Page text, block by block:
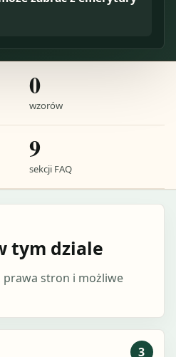
0
wzorów
9
sekcji FAQ
tym dziale
prawa stron i możliwe
3